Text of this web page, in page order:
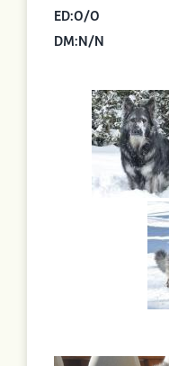
ED:O/O
DM:N/N